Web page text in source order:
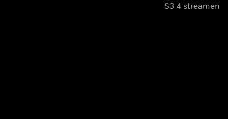
S3-4 streamen